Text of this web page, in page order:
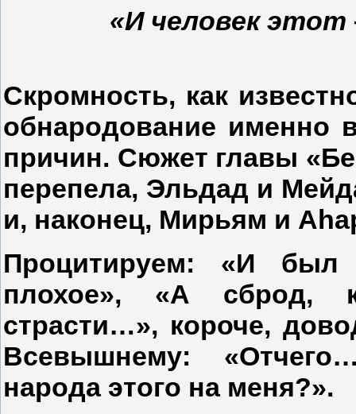
«И человек этот
Скромность, как
обнародование именно
причин. Сюжет главы
перепела, Эльдад и
и, наконец, Мирьям и
Процитируем: «И
плохое», «А сброд,
страсти…», короче,
Всевышнему:
народа этого на меня?».